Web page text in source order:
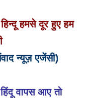
डॉ. हृषिकेश भास्कर यशोद ने
आंदोलन जारी रखने की
हमसे दूर हुए हम
न्यूज़ एजेंसी)
वापस आए तो